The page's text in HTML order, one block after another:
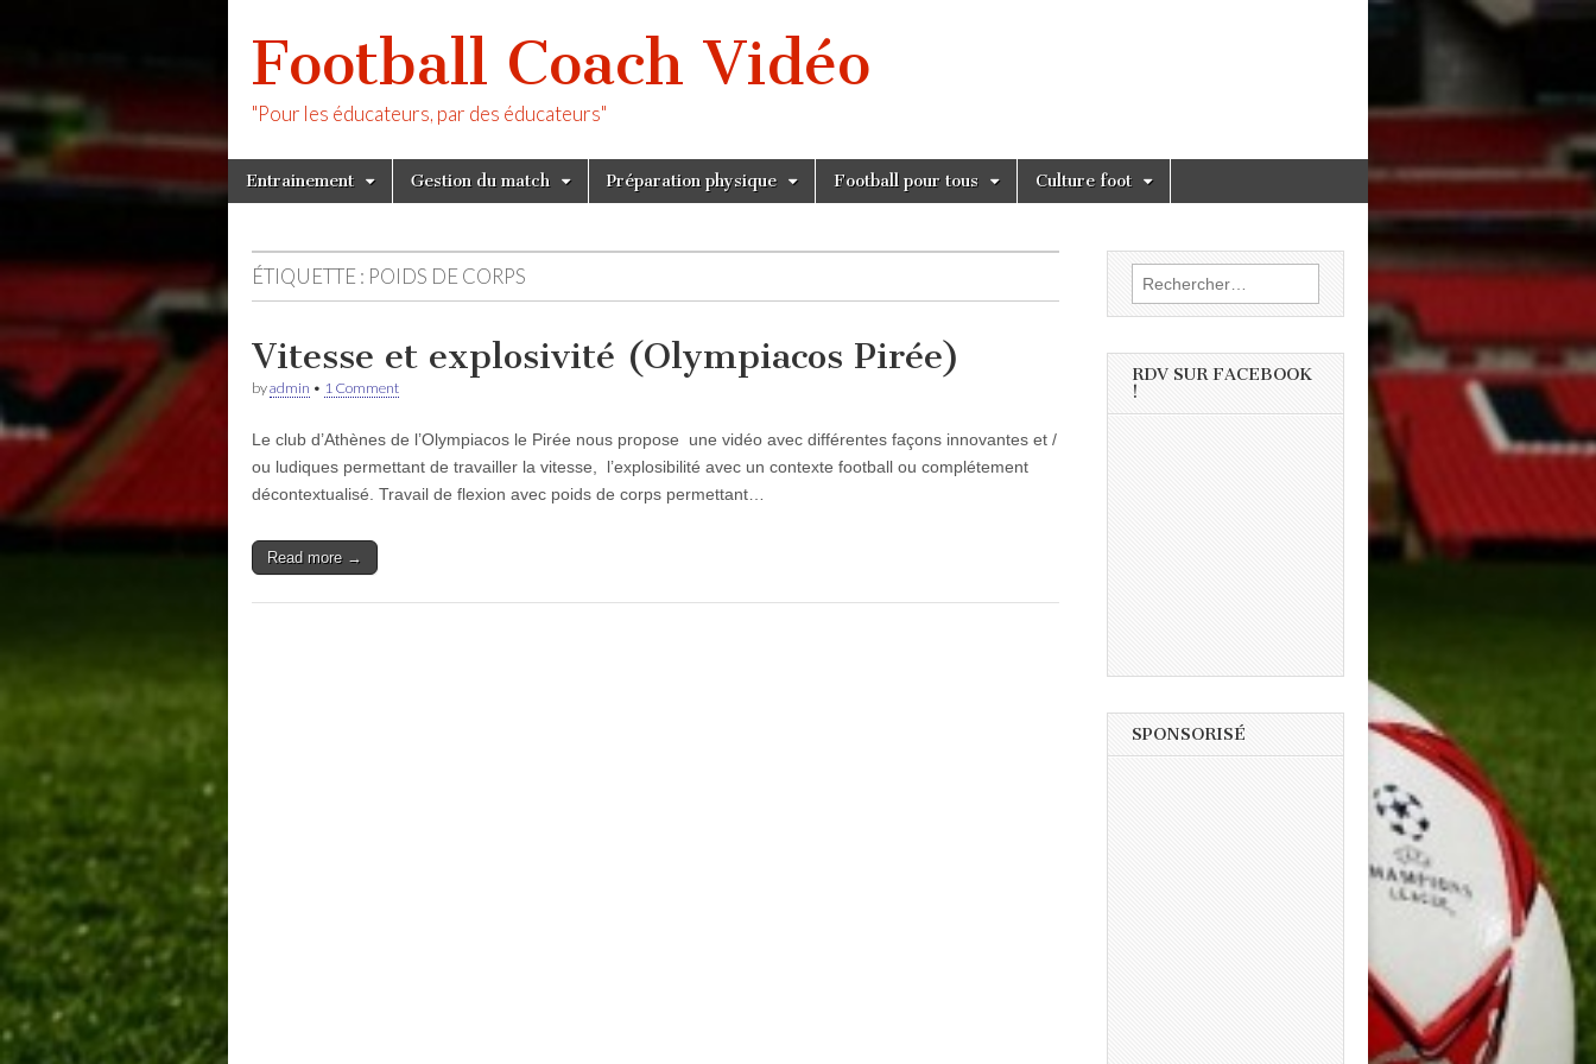
Football Coach Vidéo
"Pour les éducateurs, par des éducateurs"
Main
menu
Skip
to
Entrainement Gestion du match Préparation physique Football pour tous Culture foot
ÉTIQUETTE : POIDS DE CORPS
Vitesse et explosivité (Olympiacos Pirée)
byadmin • 1 Comment
Le club d’Athènes de l’Olympiacos le Pirée nous propose une vidéo avec différentes façons innovantes et /
ou ludiques permettant de travailler la vitesse, l’explosibilité avec un contexte football ou complétement
décontextualisé. Travail de flexion avec poids de corps permettant…
Read more →
Rechercher :
RDV SUR FACEBOOK
!
SPONSORISÉ